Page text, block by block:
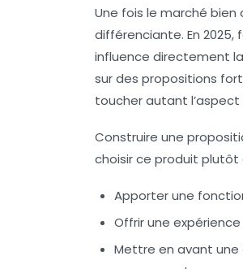
Une fois le marché
différenciante. En
influence directement
sur des propositions
toucher autant
Construire une
choisir ce produit plutôt
Apporter une
Offrir une
Mettre en avant une